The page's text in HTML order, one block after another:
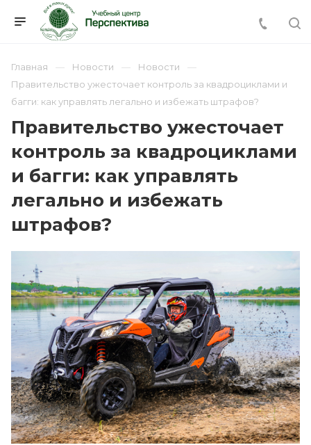
Главная Новости
Новости
Правительство ужесточает контроль за квадроциклами и
багги: как управлять легально и избежать штрафов?
Правительство ужесточает
контроль за квадроциклами
и багги: как управлять
легально и избежать
штрафов?